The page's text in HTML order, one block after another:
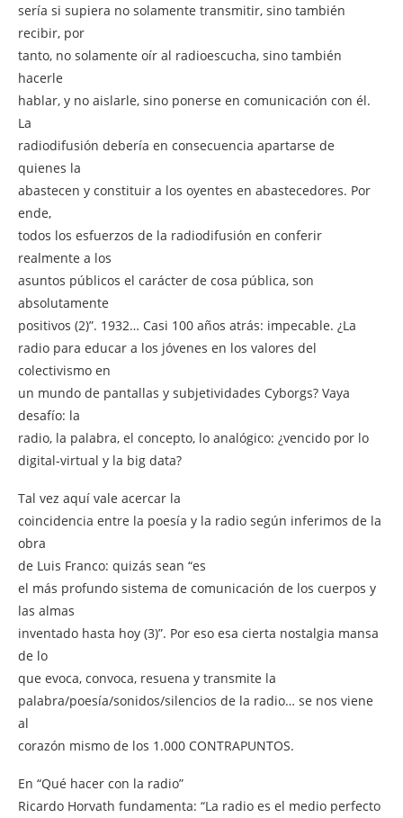
sería si supiera no solamente transmitir, sino también
recibir, por
tanto, no solamente oír al radioescucha, sino también
hacerle
hablar, y no aislarle, sino ponerse en comunicación con él.
La
radiodifusión debería en consecuencia apartarse de
quienes la
abastecen y constituir a los oyentes en abastecedores. Por
ende,
todos los esfuerzos de la radiodifusión en conferir
realmente a los
asuntos públicos el carácter de cosa pública, son
absolutamente
positivos (2)”. 1932… Casi 100 años atrás: impecable. ¿La
radio para educar a los jóvenes en los valores del
colectivismo en
un mundo de pantallas y subjetividades Cyborgs? Vaya
desafío: la
radio, la palabra, el concepto, lo analógico: ¿vencido por lo
digital-virtual y la big data?
Tal vez aquí vale acercar la
coincidencia entre la poesía y la radio según inferimos de la
obra
de Luis Franco: quizás sean “es
el más profundo sistema de comunicación de los cuerpos y
las almas
inventado hasta hoy (3)”. Por eso esa cierta nostalgia mansa
de lo
que evoca, convoca, resuena y transmite la
palabra/poesía/sonidos/silencios de la radio… se nos viene
al
corazón mismo de los 1.000 CONTRAPUNTOS.
En “Qué hacer con la radio”
Ricardo Horvath fundamenta: “La radio es el medio perfecto